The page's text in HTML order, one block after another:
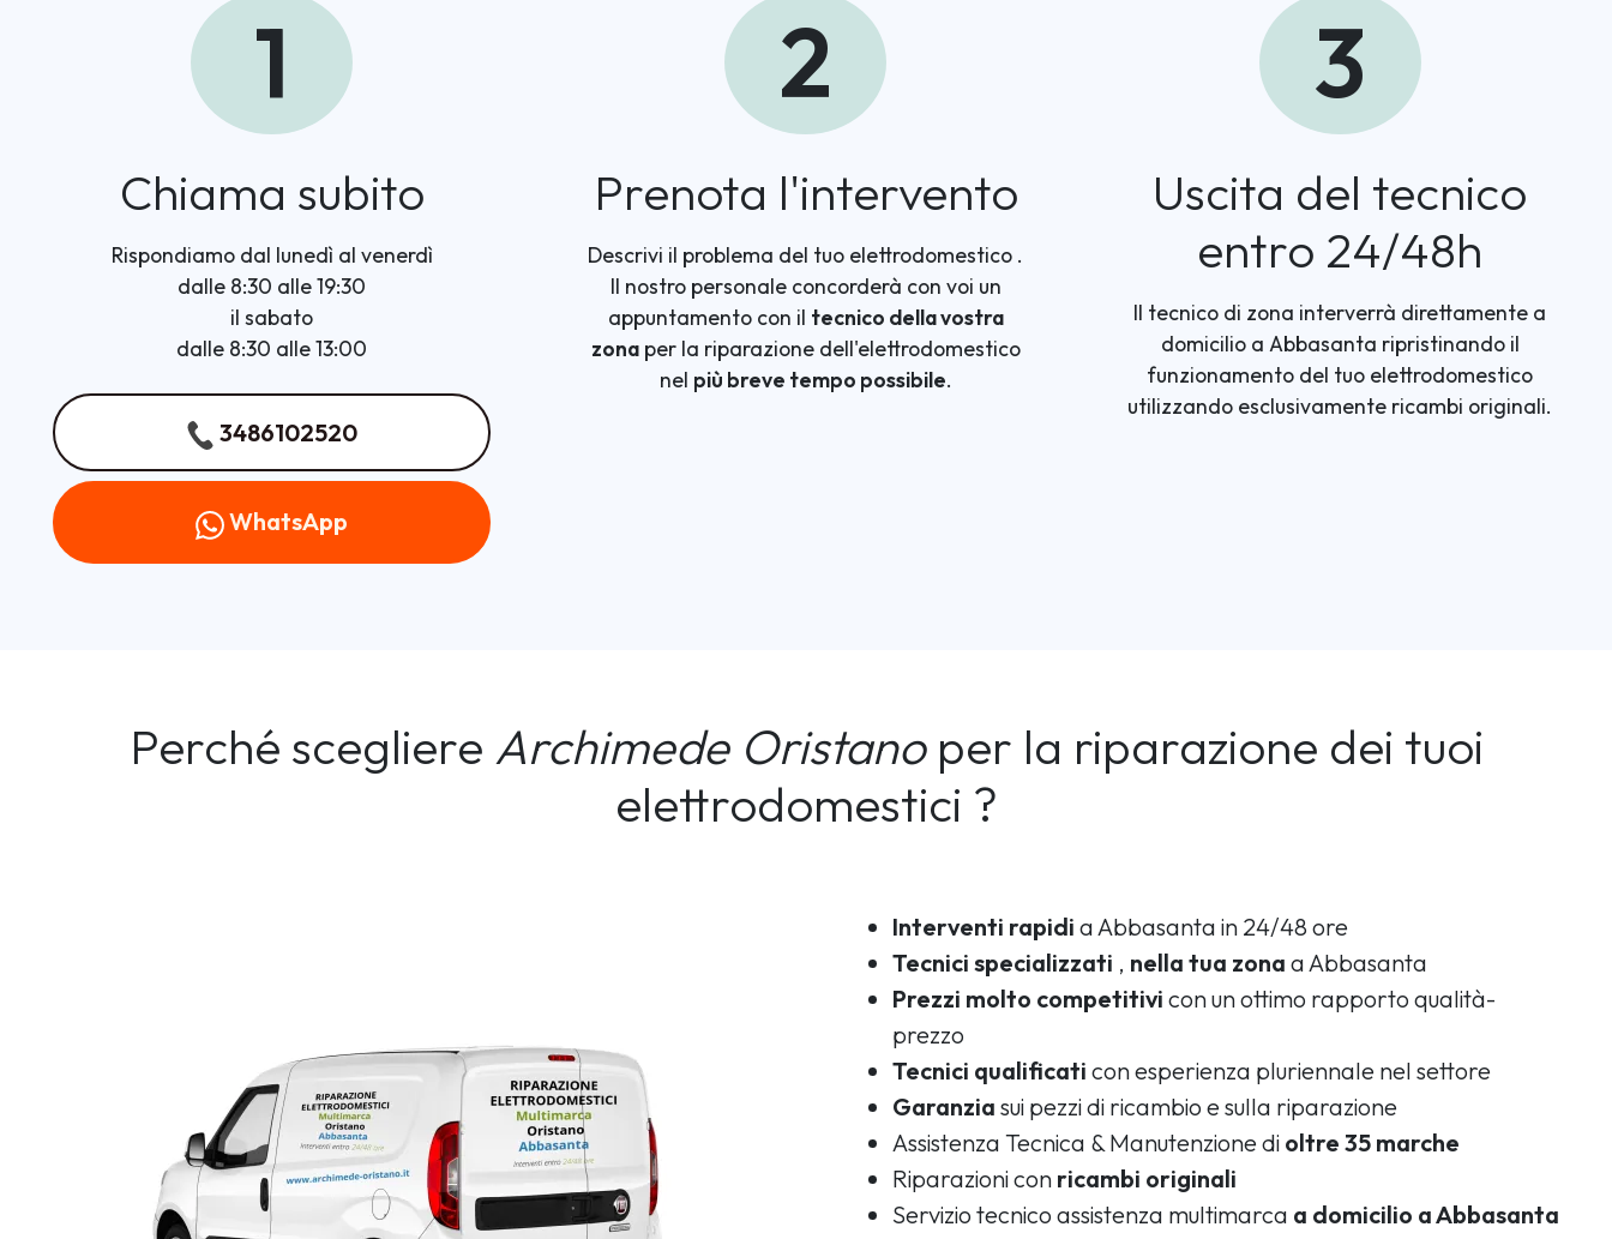
1
Chiama subito
Rispondiamo dal lunedì al venerdì
dalle 8:30 alle 19:30
il sabato
dalle 8:30 alle 13:00
3486102520
WhatsApp
2
Prenota l'intervento
Descrivi il problema del tuo elettrodomestico .
Il nostro personale concorderà con voi un
appuntamento con il tecnico della vostra
zonaper la riparazione dell'elettrodomestico
nel più breve tempo possibile.
3
Uscita del tecnico
entro 24/48h
Il tecnico di zona interverrà direttamente a
domicilio a Abbasanta ripristinando il
funzionamento del tuo elettrodomestico
utilizzando esclusivamente ricambi originali.
Perché scegliere Archimede Oristanoper la riparazione dei tuoi
elettrodomestici ?
Interventi rapidi a Abbasanta in 24/48 ore
Tecnici specializzati , nella tua zona a Abbasanta
Prezzi molto competitivi con un ottimo rapporto qualità-
prezzo
Tecnici qualificati con esperienza pluriennale nel settore
Garanzia sui pezzi di ricambio e sulla riparazione
Assistenza Tecnica & Manutenzione di oltre 35 marche
Riparazioni con ricambi originali
Servizio tecnico assistenza multimarca a domicilio a Abbasanta